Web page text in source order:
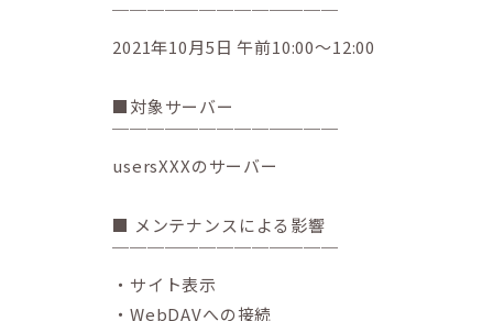
￣￣￣￣￣￣￣￣￣￣￣￣￣
2021年10月5日 午前10:00〜12:00
■対象サーバー
￣￣￣￣￣￣￣￣￣￣￣￣￣
usersXXXのサーバー
■ メンテナンスによる影響
￣￣￣￣￣￣￣￣￣￣￣￣￣
・サイト表示
・WebDAVへの接続